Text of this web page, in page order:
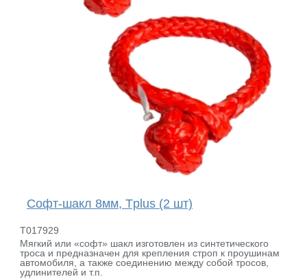
Софт-шакл 8мм, Tplus (2 шт)
T017929
Мягкий или «софт» шакл изготовлен из синтетического
троса и предназначен для крепления строп к проушинам
автомобиля, а также соединению между собой тросов,
удлинителей и т.п.